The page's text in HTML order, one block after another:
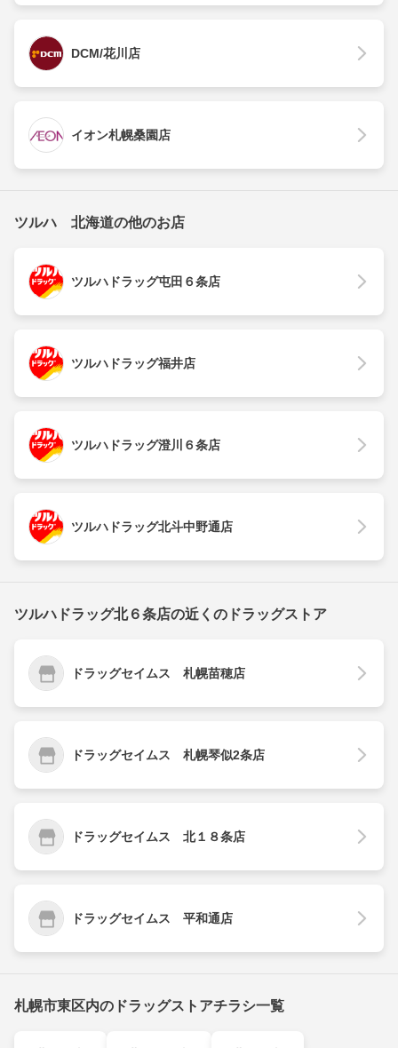
DCM/花川店
イオン札幌桑園店
ツルハ 北海道の他のお店
ツルハドラッグ屯田６条店
ツルハドラッグ福井店
ツルハドラッグ澄川６条店
ツルハドラッグ北斗中野通店
ツルハドラッグ北６条店の近くのドラッグストア
ドラッグセイムス 札幌苗穂店
ドラッグセイムス 札幌琴似2条店
ドラッグセイムス 北１８条店
ドラッグセイムス 平和通店
札幌市東区内のドラッグストアチラシ一覧